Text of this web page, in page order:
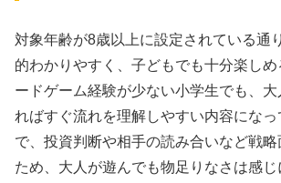
対象年齢が8歳以上に設定されている通
的わかりやすく、子どもでも十分楽し
ードゲーム経験が少ない小学生でも、
ればすぐ流れを理解しやすい内容にな
で、投資判断や相手の読み合いなど戦
ため、大人が遊んでも物足りなさは感じ